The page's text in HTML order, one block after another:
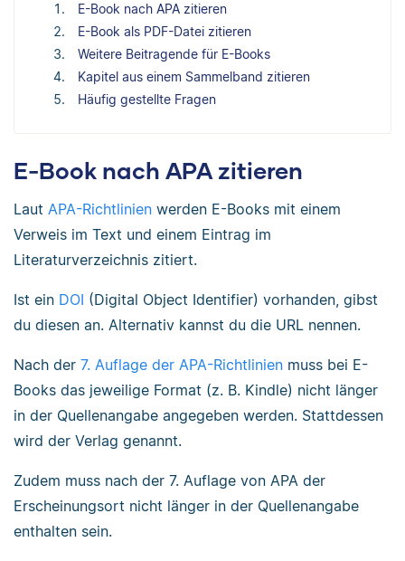
E-Book nach APA zitieren
E-Book als PDF-Datei zitieren
Weitere Beitragende für E-Books
Kapitel aus einem Sammelband zitieren
Häufig gestellte Fragen
E-Book nach APA zitieren
Laut APA-Richtlinien werden E-Books mit einem
Verweis im Text und einem Eintrag im
Literaturverzeichnis zitiert.
Ist ein DOI (Digital Object Identifier) vorhanden, gibst
du diesen an. Alternativ kannst du die URL nennen.
Nach der 7. Auflage der APA-Richtlinien muss bei E-
Books das jeweilige Format (z. B. Kindle) nicht länger
in der Quellenangabe angegeben werden. Stattdessen
wird der Verlag genannt.
Zudem muss nach der 7. Auflage von APA der
Erscheinungsort nicht länger in der Quellenangabe
enthalten sein.